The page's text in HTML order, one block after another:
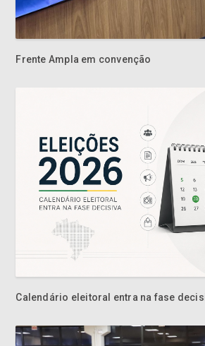
Frente Ampla em convenção
Calendário eleitoral entra na fase